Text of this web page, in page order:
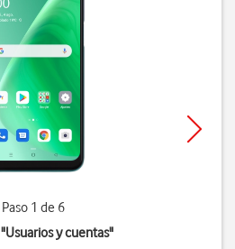
Paso 1 de 6
Usuarios y cuentas"